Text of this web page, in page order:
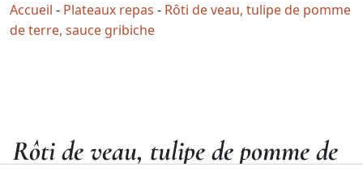
Accueil - Plateaux repas - Rôti de veau, tulipe de pomme
de terre, sauce gribiche
Rôti de veau, tulipe de pomme de